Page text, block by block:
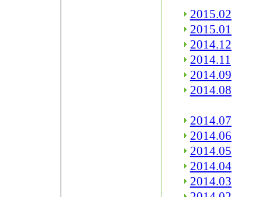
2015.02
2015.01
2014.12
2014.11
2014.09
2014.08
2014.07
2014.06
2014.05
2014.04
2014.03